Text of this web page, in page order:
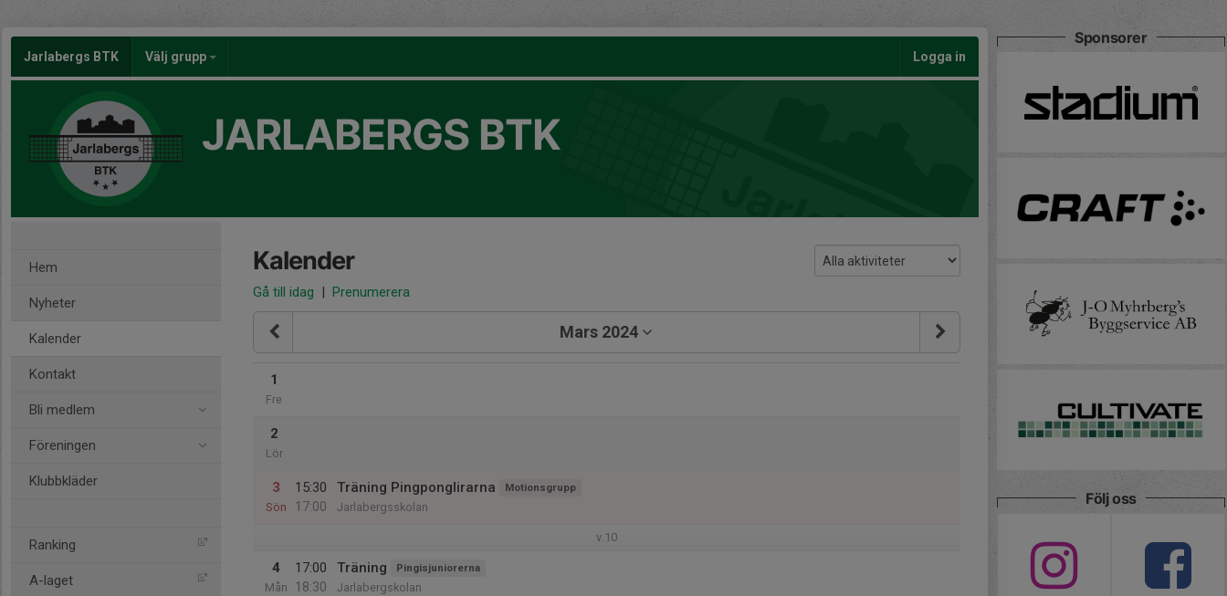
Jarlabergs BTK Välj grupp Logga in
JARLABERGS BTK
Hem
Nyheter
Kalender
Kontakt
Bli medlem
Föreningen
Klubbkläder
Ranking
A-laget
Kalender
Gå till idag | Prenumerera
Mars 2024
1
Fre
2
Lör
3
Sön
15:30
17:00
Träning Pingponglirarna Motionsgrupp
Jarlabergsskolan
v.10
4
Mån
17:00
18:30
Träning Pingisjuniorerna
Jarlabergskolan
Sponsorer
Följ oss